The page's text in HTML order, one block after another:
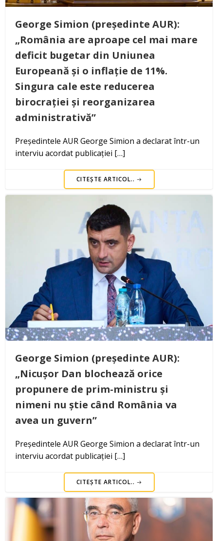
George Simion (președinte AUR):
„România are aproape cel mai mare
deficit bugetar din Uniunea
Europeană și o inflație de 11%.
Singura cale este reducerea
birocrației și reorganizarea
administrativă”
Președintele AUR George Simion a declarat într-un
interviu acordat publicației […]
CITEȘTE ARTICOL..
George Simion (președinte AUR):
„Nicușor Dan blochează orice
propunere de prim-ministru și
nimeni nu știe când România va
avea un guvern”
Președintele AUR George Simion a declarat într-un
interviu acordat publicației […]
CITEȘTE ARTICOL..